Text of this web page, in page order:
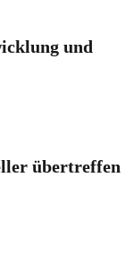
und
übertreffen